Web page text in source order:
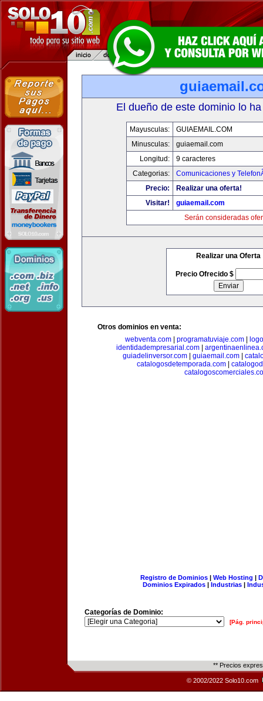
El dueño de este dominio lo
Mayusculas:
GUIAEMAIL.COM
Minusculas:
guiaemail.com
Longitud:
9 caracteres
Categorias:
Comunicaciones y
Precio:
Realizar una oferta!
Visitar!
guiaemail.com
Serán consideradas
Realizar una Oferta
Precio Ofrecido $
Otros dominios en venta:
webventa.com
programatuviaje.com
identidadempresarial.com
guiadelinversor.com| guiaemail.com|
catalogosdetemporada.com|
Registro de Dominios| Web Hosting |
Dominios Expirados | Industrias |
Categorías de Dominio:
[Pág.
** Precios
© 2002/2022 Solo10.com